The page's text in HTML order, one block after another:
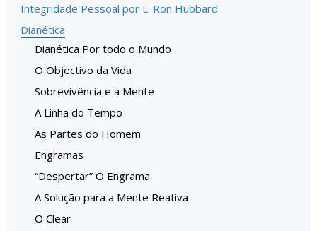
Integridade Pessoal por L. Ron Hubbard
Dianética
Dianética Por todo o Mundo
O Objectivo da Vida
Sobrevivência e a Mente
A Linha do Tempo
As Partes do Homem
Engramas
“Despertar” O Engrama
A Solução para a Mente Reativa
O Clear